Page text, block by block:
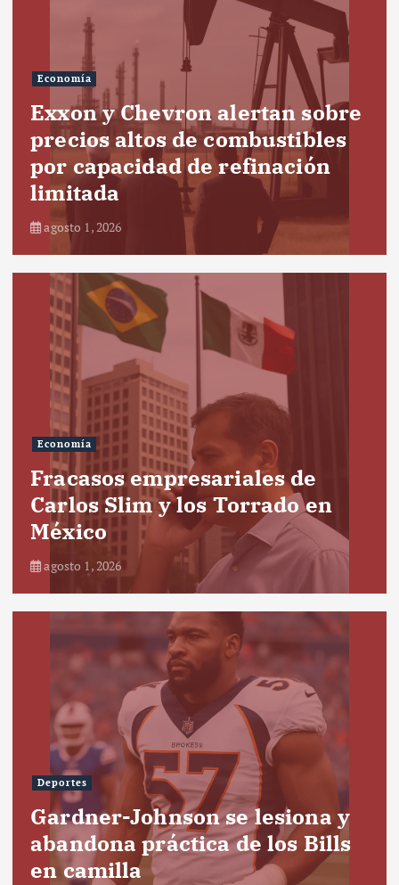
Economía
Exxon y Chevron alertan sobre
precios altos de combustibles
por capacidad de refinación
limitada
agosto 1, 2026
Economía
Fracasos empresariales de
Carlos Slim y los Torrado en
México
agosto 1, 2026
Deportes
Gardner-Johnson se lesiona y
abandona práctica de los Bills
en camilla